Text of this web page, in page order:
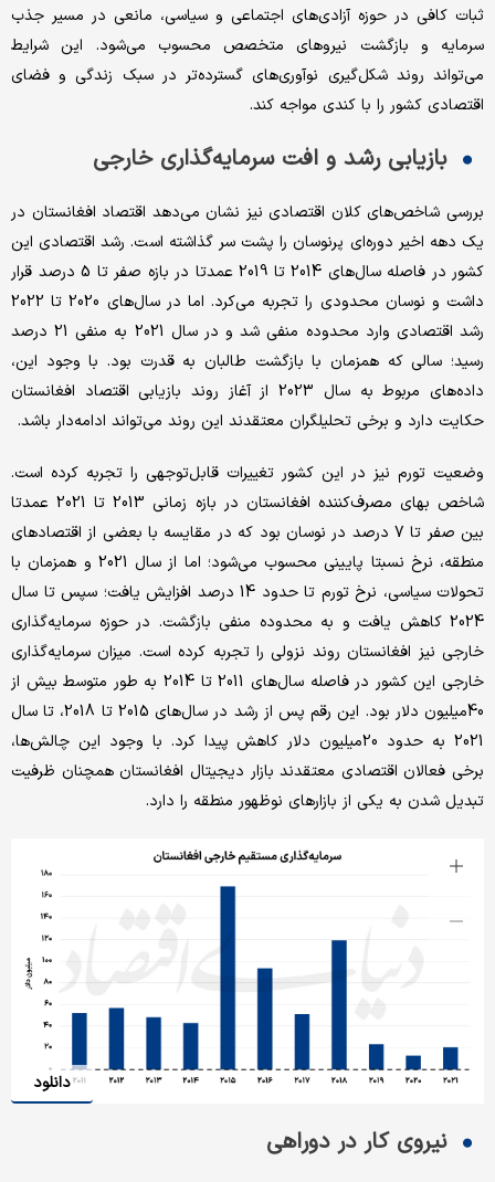
ثبات کافی در حوزه آزادی‌های اجتماعی و سیاسی، مانعی در مسیر جذب
سرمایه و بازگشت نیروهای متخصص محسوب می‌شود. این شرایط
می‌تواند روند شکل‌گیری نوآوری‌های گسترده‌تر در سبک زندگی و فضای
اقتصادی کشور را با کندی مواجه کند.
بازیابی رشد و افت سرمایه‌گذاری خارجی
بررسی شاخص‌های کلان اقتصادی نیز نشان می‌دهد اقتصاد افغانستان در
یک دهه اخیر دوره‌ای پرنوسان را پشت سر گذاشته است. رشد اقتصادی این
کشور در فاصله سال‌های 2014 تا 2019 عمدتا در بازه صفر تا 5 درصد قرار
داشت و نوسان محدودی را تجربه می‌کرد. اما در سال‌های 2020 تا 2022
رشد اقتصادی وارد محدوده منفی شد و در سال 2021 به منفی 21 درصد
رسید؛ سالی که همزمان با بازگشت طالبان به قدرت بود. با وجود این،
داده‌های مربوط به سال 2023 از آغاز روند بازیابی اقتصاد افغانستان
حکایت دارد و برخی تحلیلگران معتقدند این روند می‌تواند ادامه‌دار باشد.
وضعیت تورم نیز در این کشور تغییرات قابل‌توجهی را تجربه کرده است.
شاخص بهای مصرف‌کننده افغانستان در بازه زمانی 2013 تا 2021 عمدتا
بین صفر تا 7 درصد در نوسان بود که در مقایسه با بعضی از اقتصادهای
منطقه، نرخ نسبتا پایینی محسوب می‌شود؛ اما از سال 2021 و همزمان با
تحولات سیاسی، نرخ تورم تا حدود 14 درصد افزایش یافت؛ سپس تا سال
2024 کاهش یافت و به محدوده منفی بازگشت. در حوزه سرمایه‌گذاری
خارجی نیز افغانستان روند نزولی را تجربه کرده است. میزان سرمایه‌گذاری
خارجی این کشور در فاصله سال‌های 2011 تا 2014 به طور متوسط بیش از
40‌میلیون دلار بود. این رقم پس از رشد در سال‌های 2015 تا 2018، تا سال
2021 به حدود 20‌میلیون دلار کاهش پیدا کرد. با وجود این چالش‌ها،
برخی فعالان اقتصادی معتقدند بازار دیجیتال افغانستان همچنان ظرفیت
تبدیل شدن به یکی از بازارهای نوظهور منطقه را دارد.
دانلود
نیروی کار در دوراهی